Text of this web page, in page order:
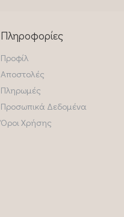
Πληροφορίες
Προφίλ
Αποστολές
Πληρωμές
Προσωπικά Δεδομένα
Όροι Χρήσης